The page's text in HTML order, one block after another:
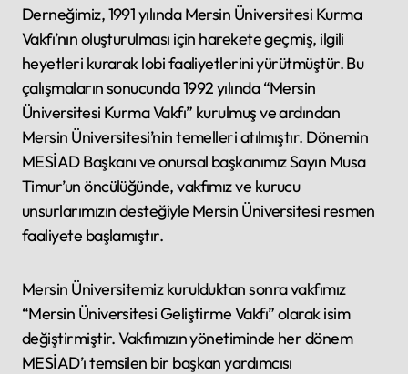
Derneğimiz, 1991 yılında Mersin Üniversitesi Kurma
Vakfı’nın oluşturulması için harekete geçmiş, ilgili
heyetleri kurarak lobi faaliyetlerini yürütmüştür. Bu
çalışmaların sonucunda 1992 yılında “Mersin
Üniversitesi Kurma Vakfı” kurulmuş ve ardından
Mersin Üniversitesi’nin temelleri atılmıştır. Dönemin
MESİAD Başkanı ve onursal başkanımız Sayın Musa
Timur’un öncülüğünde, vakfımız ve kurucu
unsurlarımızın desteğiyle Mersin Üniversitesi resmen
faaliyete başlamıştır.
Mersin Üniversitemiz kurulduktan sonra vakfımız
“Mersin Üniversitesi Geliştirme Vakfı” olarak isim
değiştirmiştir. Vakfımızın yönetiminde her dönem
MESİAD’ı temsilen bir başkan yardımcısı